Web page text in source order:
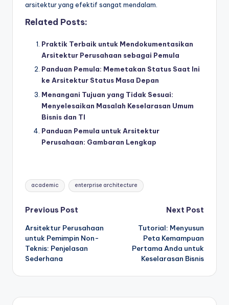
arsitektur yang efektif sangat mendalam.
Related Posts:
Praktik Terbaik untuk Mendokumentasikan
Arsitektur Perusahaan sebagai Pemula
Panduan Pemula: Memetakan Status Saat Ini
ke Arsitektur Status Masa Depan
Menangani Tujuan yang Tidak Sesuai:
Menyelesaikan Masalah Keselarasan Umum
Bisnis dan TI
Panduan Pemula untuk Arsitektur
Perusahaan: Gambaran Lengkap
Tags:
academic enterprise architecture
Post
navigation
Previous Post
Arsitektur Perusahaan
untuk Pemimpin Non-
Teknis: Penjelasan
Sederhana
Next Post
Tutorial: Menyusun
Peta Kemampuan
Pertama Anda untuk
Keselarasan Bisnis